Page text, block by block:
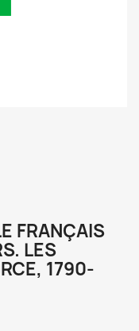
FRANÇAIS
LES
1790-